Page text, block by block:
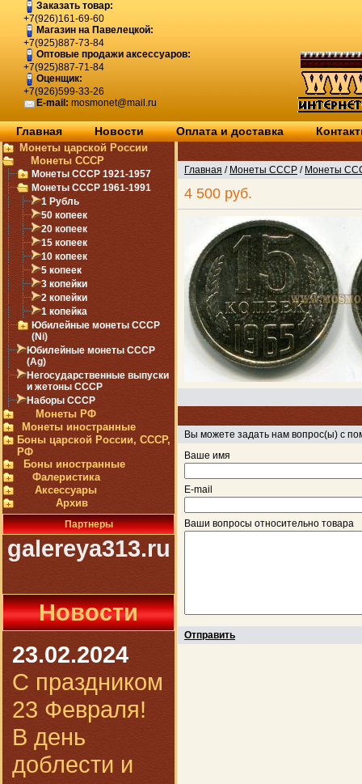
Заказать товар:
+7(926)161-69-60
Магазин на Павелецкой:
+7(925)887-73-84
Оптовые продажи аксессуаров:
+7(925)887-71-84
Оценщик:
+7(926)599-33-26
E-mail: mosmonet@mail.ru
Главная Новости Оплата и доставка
Монеты царской России
Монеты СССР
Монеты СССР 1921-1957
Монеты СССР 1961-1991
1 Рубль
50 копеек
20 копеек
15 копеек
10 копеек
5 копеек
3 копейки
2 копейки
1 копейка
Юбилейные монеты СССР
(Ni)
Юбилейные монеты СССР
(Ag)
Негосударственные выпуски
и жетоны СССР
Наборы СССР
Монеты РФ
Монеты иностранные
Боны царской России, СССР,
РФ
Боны иностранные
Фалеристика
Аксессуары
Архив
Партнеры
galereya313.ru
Новости
23.02.2024
С праздником
23 Февраля!
В день
доблести и
Главная / Монеты СССР / Монеты
4 500 руб.
Вы можете задать нам вопрос(ы) с
Ваше имя
E-mail
Ваши вопросы относительно товара
Отправить